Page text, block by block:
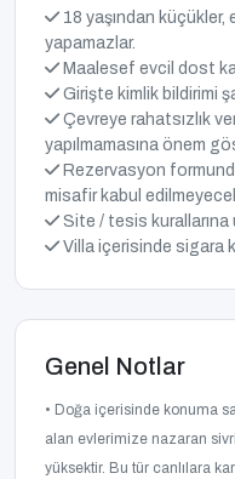
18 yaşından
yapamazlar.
Maalesef evcil dost
Girişte kimlik bildirimi
Çevreye rahatsızlık
yapılmamasına önem
Rezervasyon
misafir kabul
Site / tesis kurallarına
Villa içerisinde sigara
Genel Notlar
• Doğa içerisinde konuma
alan evlerimize nazaran
yüksektir. Bu tür canlılara